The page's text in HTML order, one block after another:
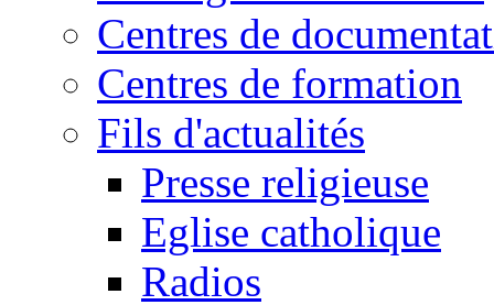
Centres de
Centres de formation
Fils d'actualités
Presse religieuse
Eglise catholique
Radios